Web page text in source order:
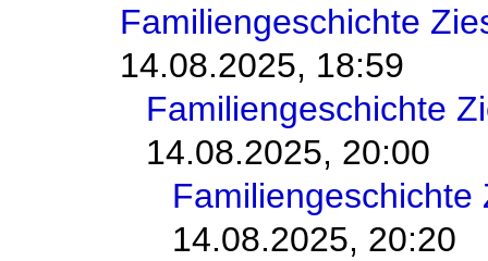
Familiengeschichte
14.08.2025, 18:59
Familiengeschichte
14.08.2025, 20:00
Familiengeschichte
14.08.2025, 20:20